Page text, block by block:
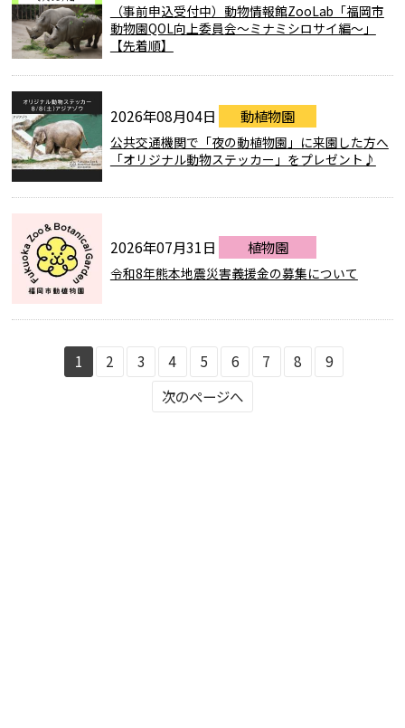
（事前申込受付中）動物情報館ZooLab「福岡市
動物園QOL向上委員会～ミナミシロサイ編～」
【先着順】
2026年08月04日 動植物園
公共交通機関で「夜の動植物園」に来園した方へ
「オリジナル動物ステッカー」をプレゼント♪
2026年07月31日 植物園
令和8年熊本地震災害義援金の募集について
1 2 3 4 5 6 7 8
9
次のページへ